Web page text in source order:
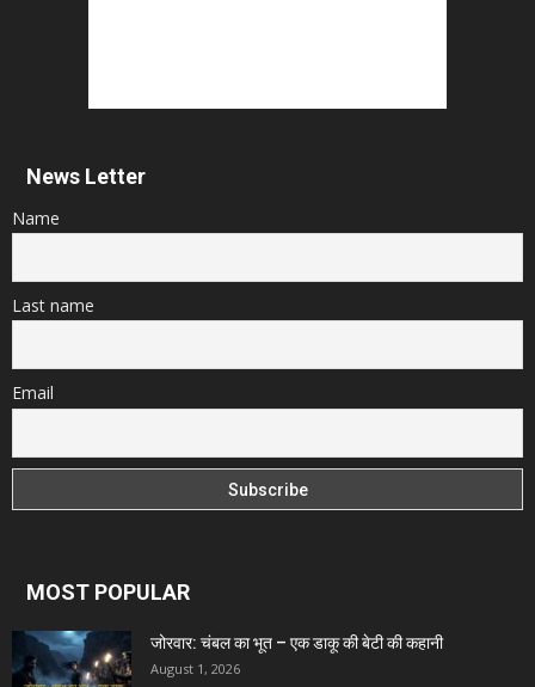
News Letter
Name
Last name
Email
MOST POPULAR
जोरवार: चंबल का भूत – एक डाकू की बेटी की कहानी
August 1, 2026